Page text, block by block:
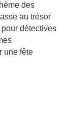
des
au trésor
détectives
une fête